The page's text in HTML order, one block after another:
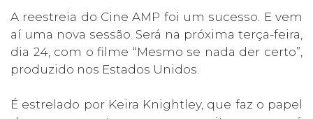
A reestreia do Cine AMP foi um sucesso. E vem
aí uma nova sessão. Será na próxima terça-feira,
dia 24, com o filme “Mesmo se nada der certo”,
produzido nos Estados Unidos.
É estrelado por Keira Knightley, que faz o papel